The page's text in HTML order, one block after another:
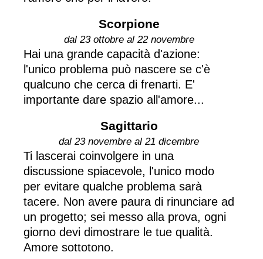
Scorpione
dal 23 ottobre al 22 novembre
Hai una grande capacità d'azione:
l'unico problema può nascere se c'è
qualcuno che cerca di frenarti. E'
importante dare spazio all'amore...
Sagittario
dal 23 novembre al 21 dicembre
Ti lascerai coinvolgere in una
discussione spiacevole, l'unico modo
per evitare qualche problema sarà
tacere. Non avere paura di rinunciare ad
un progetto; sei messo alla prova, ogni
giorno devi dimostrare le tue qualità.
Amore sottotono.